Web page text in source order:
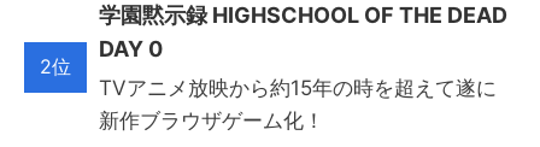
2位
学園黙示録 HIGHSCHOOL OF THE DEAD
DAY 0
TVアニメ放映から約15年の時を超えて遂に
新作ブラウザゲーム化！